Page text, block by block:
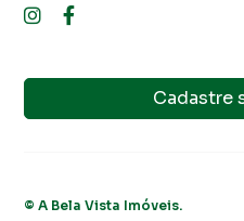
Cadastre
© A Bela Vista Imóveis.